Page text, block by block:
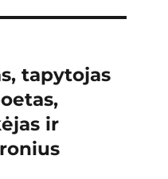
tapytojas
ir